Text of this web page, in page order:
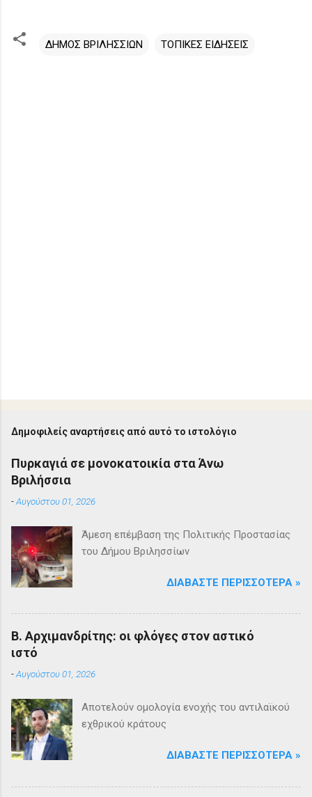
ΔΗΜΟΣ ΒΡΙΛΗΣΣΙΩΝ ΤΟΠΙΚΕΣ ΕΙΔΗΣΕΙΣ
Δημοφιλείς αναρτήσεις από αυτό το ιστολόγιο
Πυρκαγιά σε μονοκατοικία στα Άνω
Βριλήσσια
-Αυγούστου 01, 2026
Άμεση επέμβαση της Πολιτικής Προστασίας
του Δήμου Βριλησσίων
ΔΙΑΒΆΣΤΕ ΠΕΡΙΣΣΌΤΕΡΑ »
Β. Αρχιμανδρίτης: οι φλόγες στον αστικό
ιστό
-Αυγούστου 01, 2026
Αποτελούν ομολογία ενοχής του αντιλαϊκού
εχθρικού κράτους
ΔΙΑΒΆΣΤΕ ΠΕΡΙΣΣΌΤΕΡΑ »